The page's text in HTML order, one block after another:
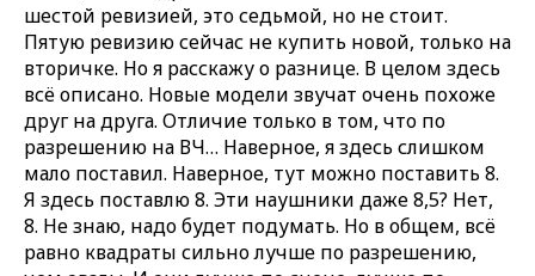
шестой ревизией, это седьмой, но не стоит.
Пятую ревизию сейчас не купить новой, только на
вторичке. Но я расскажу о разнице. В целом здесь
всё описано. Новые модели звучат очень похоже
друг на друга. Отличие только в том, что по
разрешению на ВЧ… Наверное, я здесь слишком
мало поставил. Наверное, тут можно поставить 8.
Я здесь поставлю 8. Эти наушники даже 8,5? Нет,
8. Не знаю, надо будет подумать. Но в общем, всё
равно квадраты сильно лучше по разрешению,